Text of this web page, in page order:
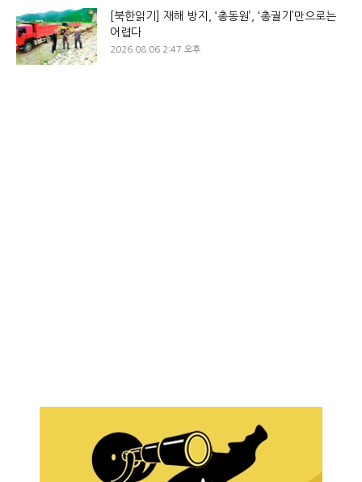
[북한읽기] 재해 방지, ‘총동원’, ‘총궐기’만으로는
어렵다
2026.08.06 2:47 오후